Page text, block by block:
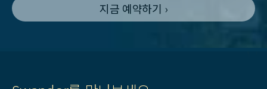
지금 예약하기 ›